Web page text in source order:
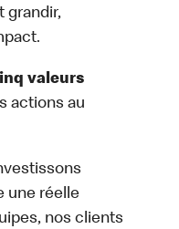
grandir,
valeurs
actions au
une réelle
nos clients